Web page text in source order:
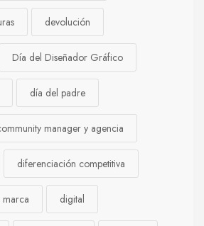
devolución
Día del Diseñador Gráfico
día del padre
manager y agencia
diferenciación competitiva
digital